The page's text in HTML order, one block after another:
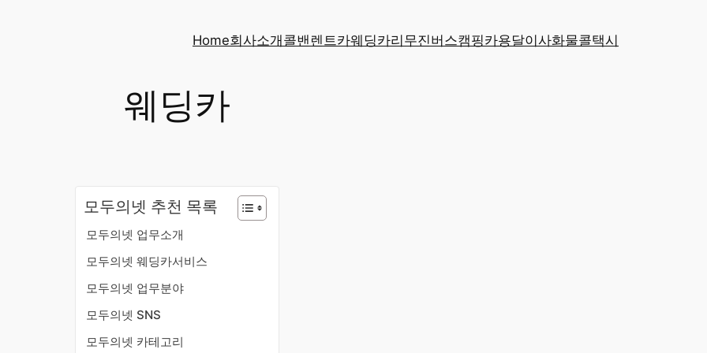
Home회사소개콜밴 렌트카웨딩카리무진버스캠핑카용달이사화물콜택시
웨딩카
모두의넷 추천 목록
모두의넷 업무소개
모두의넷 웨딩카서비스
모두의넷 업무분야
모두의넷 SNS
모두의넷 카테고리